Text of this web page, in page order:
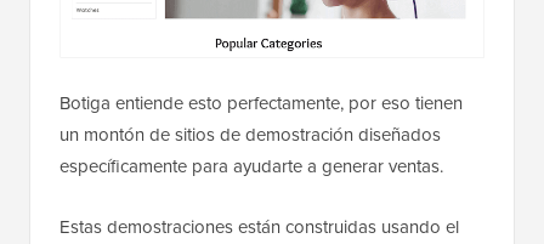
Botiga entiende esto perfectamente, por eso tienen
un montón de sitios de demostración diseñados
específicamente para ayudarte a generar ventas.
Estas demostraciones están construidas usando el